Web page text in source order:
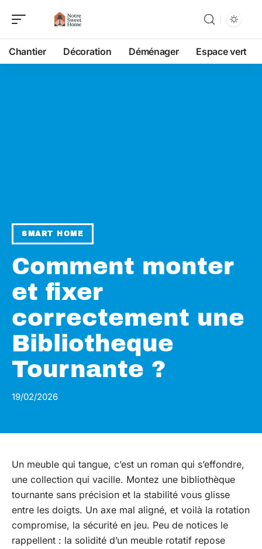
Chantier Décoration Déménager Espace vert
SMART HOME
Comment monter
et fixer
correctement une
Bibliotheque
Tournante ?
19/02/2026
Un meuble qui tangue, c’est un roman qui s’effondre,
une collection qui vacille. Montez une bibliothèque
tournante sans précision et la stabilité vous glisse
entre les doigts. Un axe mal aligné, et voilà la rotation
compromise, la sécurité en jeu. Peu de notices le
rappellent : la solidité d’un meuble rotatif repose